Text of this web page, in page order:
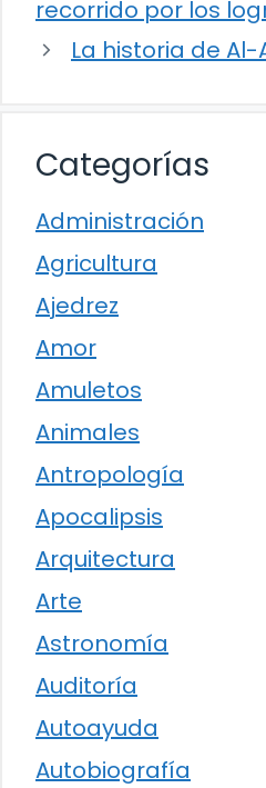
recorrido por los
La historia de
Categorías
Administración
Agricultura
Ajedrez
Amor
Amuletos
Animales
Antropología
Apocalipsis
Arquitectura
Arte
Astronomía
Auditoría
Autoayuda
Autobiografía